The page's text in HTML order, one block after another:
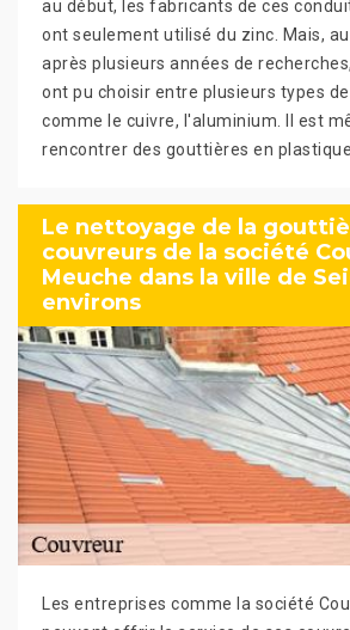
au début, les fabricants de ces
ont seulement utilisé du zinc. Mais,
après plusieurs années de
ont pu choisir entre plusieurs types
comme le cuivre, l'aluminium. Il est
rencontrer des gouttières en plastique
Le nettoyage de la
couvreurs de la société
Meuche dans la ville de
environs
Les entreprises comme la société